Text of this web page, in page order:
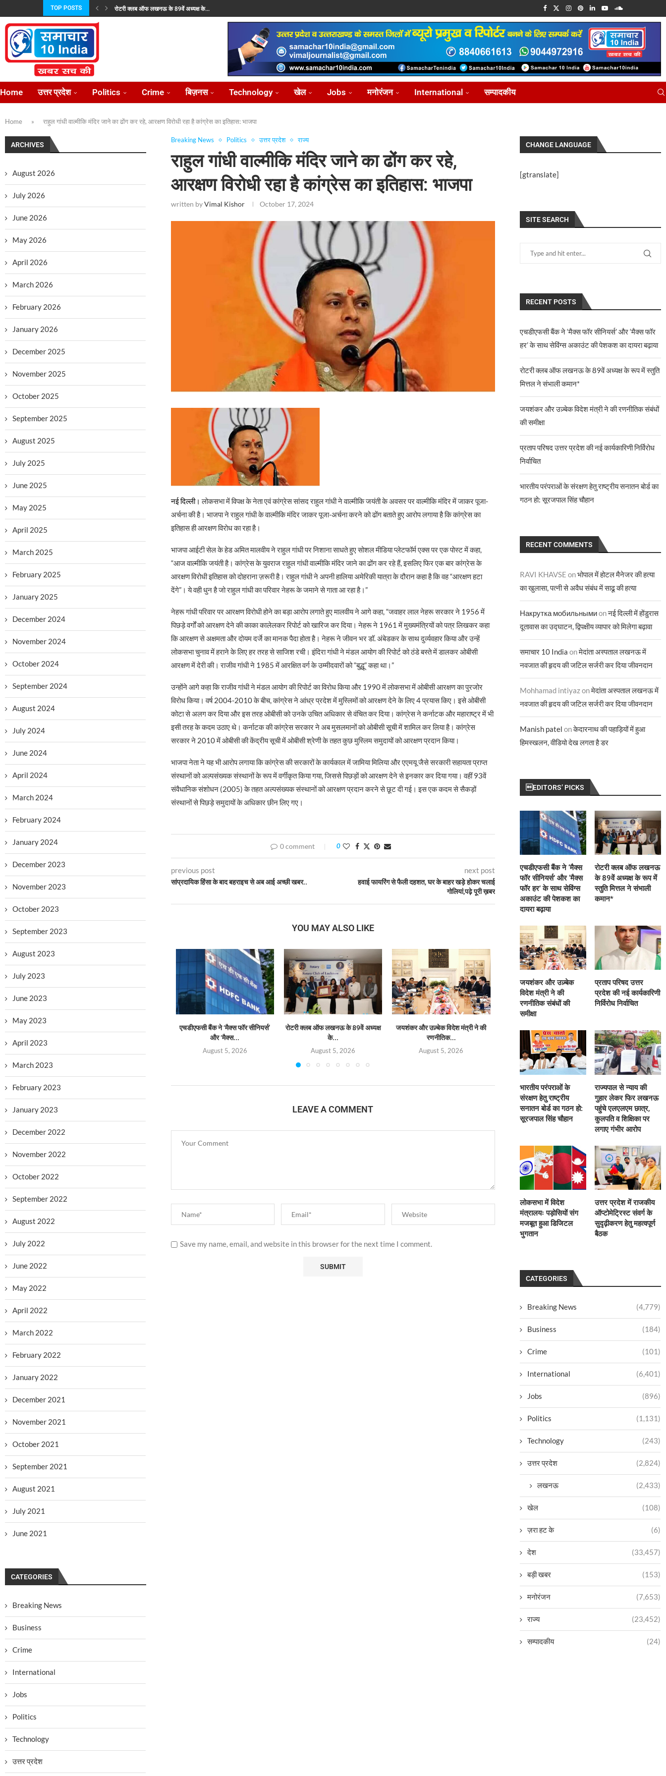
TOP POSTS रोटरी क्लब ऑफ लखनऊ के 89वें अध्यक्ष के...
Home उत्तर प्रदेश Politics Crime बिज़नस Technology खेल Jobs मनोरंजन International सम्पादकीय
Home » राहुल गांधी वाल्मीकि मंदिर जाने का ढोंग कर रहे, आरक्षण विरोधी रहा है कांग्रेस का इतिहास: भाजपा
Breaking News Politics उत्तर प्रदेश राज्य
राहुल गांधी वाल्मीकि मंदिर जाने का ढोंग कर रहे,
आरक्षण विरोधी रहा है कांग्रेस का इतिहास: भाजपा
written byVimal Kishor October 17, 2024
नई दिल्ली। लोकसभा में विपक्ष के नेता एवं कांग्रेस सांसद राहुल गांधी ने वाल्मीकि जयंती के अवसर पर वाल्मीकि मंदिर में जाकर पूजा-
अर्चना की है। भाजपा ने राहुल गांधी के वाल्मीकि मंदिर जाकर पूजा-अर्चना करने को ढोंग बताते हुए आरोप लगाया है कि कांग्रेस का
इतिहास ही आरक्षण विरोध का रहा है।
भाजपा आईटी सेल के हेड अमित मालवीय ने राहुल गांधी पर निशाना साधते हुए सोशल मीडिया प्लेटफॉर्म एक्स पर एक पोस्ट में कहा,
“आज वाल्मीकि जयंती है। कांग्रेस के युवराज राहुल गांधी वाल्मीकि मंदिर जाने का ढोंग कर रहे हैं, इसलिए फिर एक बार कांग्रेस के
आरक्षण विरोधी इतिहास को दोहराना ज़रूरी है। राहुल गांधी ने अपनी हालिया अमेरिकी यात्रा के दौरान कहा है कि वह “आरक्षण हटा
देंगे”। ये वही धुन है जो राहुल गांधी का परिवार नेहरू के जमाने से गाता आ रहा है।”
नेहरू गांधी परिवार पर आरक्षण विरोधी होने का बड़ा आरोप लगाते हुए मालवीय ने आगे कहा, “जवाहर लाल नेहरू सरकार ने 1956 में
पिछड़े वर्गों को आरक्षण देने की काका कालेलकर रिपोर्ट को खारिज कर दिया। नेहरू ने 1961 में मुख्यमंत्रियों को पत्र लिखकर कहा
कि आरक्षण से अक्षमता और दोयम दर्जे का मानक पैदा होता है। नेहरू ने जीवन भर डॉ. अंबेडकर के साथ दुर्व्यवहार किया और उन्हें
लोकसभा चुनाव में हराने के लिए हर तरह से साजिश रची। इंदिरा गांधी ने मंडल आयोग की रिपोर्ट को ठंडे बस्ते में डालकर ओबीसी
आरक्षण में देरी की। राजीव गांधी ने 1985 में आरक्षित वर्ग के उम्मीदवारों को “बुद्धू” कहा था।”
उन्होंने आगे कहा कि राजीव गांधी ने मंडल आयोग की रिपोर्ट का विरोध किया और 1990 में लोकसभा में ओबीसी आरक्षण का पुरजोर
विरोध किया। वर्ष 2004-2010 के बीच, कांग्रेस ने आंध्र प्रदेश में मुस्लिमों को आरक्षण देने के लिए 4 प्रयास किए। इसे ओबीसी
कोटा से अलग कर दिया और इस तरह ओबीसी को उनके उचित अधिकार से वंचित कर दिया। कांग्रेस ने कर्नाटक और महाराष्ट्र में भी
इसी तरह के कदम उठाए थे। कर्नाटक की कांग्रेस सरकार ने अब मुसलमानों को ओबीसी सूची में शामिल कर लिया है। कांग्रेस
सरकार ने 2010 में ओबीसी की केंद्रीय सूची में ओबीसी श्रेणी के तहत कुछ मुस्लिम समुदायों को आरक्षण प्रदान किया।
भाजपा नेता ने यह भी आरोप लगाया कि कांग्रेस की सरकारों के कार्यकाल में जामिया मिलिया और एएमयू जैसे सरकारी सहायता प्राप्त
संस्थानों को अल्पसंख्यक संस्थानों के रूप में वर्गीकृत किया गया, जिससे पिछड़ों को आरक्षण देने से इनकार कर दिया गया। वहीं 93वें
संवैधानिक संशोधन (2005) के तहत अल्पसंख्यक संस्थानों को आरक्षण प्रदान करने से छूट दी गई। इस एक कदम से सैकड़ों
संस्थानों से पिछड़े समुदायों के अधिकार छीन लिए गए।
0 comment 0
previous post
सांप्रदायिक हिंसा के बाद बहराइच से अब आई अच्छी खबर..
next post
हवाई फायरिंग से फैली दहशत, घर के बाहर खड़े होकर चलाई
गोलियां,पढ़े पूरी ख़बर
YOU MAY ALSO LIKE
एचडीएफसी बैंक ने ‘मैक्स फॉर सीनियर्स’
और ‘मैक्स...
August 5, 2026
रोटरी क्लब ऑफ लखनऊ के 89वें अध्यक्ष
के...
August 5, 2026
जयशंकर और उज़्बेक विदेश मंत्री ने की
रणनीतिक...
August 5, 2026
कार्यकारिणी निर्विरोध...
August 4, 2026
सनातन
August 4,
LEAVE A COMMENT
Save my name, email, and website in this browser for the next time I comment.
CHANGE LANGUAGE
[gtranslate]
SITE SEARCH
RECENT POSTS
एचडीएफसी बैंक ने ‘मैक्स फॉर सीनियर्स’ और ‘मैक्स फॉर
हर’ के साथ सेविंग्स अकाउंट की पेशकश का दायरा बढ़ाया
रोटरी क्लब ऑफ लखनऊ के 89वें अध्यक्ष के रूप में स्तुति
मित्तल ने संभाली कमान*
जयशंकर और उज़्बेक विदेश मंत्री ने की रणनीतिक संबंधों
की समीक्षा
प्रताप परिषद उत्तर प्रदेश की नई कार्यकारिणी निर्विरोध
निर्वाचित
भारतीय परंपराओं के संरक्षण हेतु राष्ट्रीय सनातन बोर्ड का
गठन हो: सूरजपाल सिंह चौहान
RECENT COMMENTS
RAVI KHAVSE onभोपाल में होटल मैनेजर की हत्या
का खुलासा, पत्नी से अवैध संबंध में साढू की हत्या
Накрутка мобильнымиonनई दिल्ली में होंडुरास
दूतावास का उद्घाटन, द्विपक्षीय व्यापार को मिलेगा बढ़ावा
समाचार 10 India onमेदांता अस्पताल लखनऊ में
नवजात की हृदय की जटिल सर्जरी कर दिया जीवनदान
Mohhamad intiyazonमेदांता अस्पताल लखनऊ में
नवजात की हृदय की जटिल सर्जरी कर दिया जीवनदान
Manish patel onकेदारनाथ की पहाड़ियों में हुआ
हिमस्खलन, वीडियो देख लगता है डर
EDITORS’ PICKS
एचडीएफसी बैंक ने ‘मैक्स
फॉर सीनियर्स’ और ‘मैक्स
फॉर हर’ के साथ सेविंग्स
अकाउंट की पेशकश का
दायरा बढ़ाया
रोटरी क्लब ऑफ लखनऊ
के 89वें अध्यक्ष के रूप में
स्तुति मित्तल ने संभाली
कमान*
जयशंकर और उज़्बेक
विदेश मंत्री ने की
रणनीतिक संबंधों की
समीक्षा
प्रताप परिषद उत्तर
प्रदेश की नई कार्यकारिणी
निर्विरोध निर्वाचित
भारतीय परंपराओं के
संरक्षण हेतु राष्ट्रीय
सनातन बोर्ड का गठन हो:
सूरजपाल सिंह चौहान
राज्यपाल से न्याय की
गुहार लेकर फिर लखनऊ
पहुंचे एलएलएम छात्र,
कुलपति व शिक्षिका पर
लगाए गंभीर आरोप
लोकसभा में विदेश
मंत्रालयः पड़ोसियों संग
मजबूत हुआ डिजिटल
भुगतान
उत्तर प्रदेश में राजकीय
ऑप्टोमेट्रिस्ट संवर्ग के
सुदृढ़ीकरण हेतु महत्वपूर्ण
बैठक
CATEGORIES
Breaking News (4,779)
Business (184)
Crime (101)
International (6,401)
Jobs (896)
Politics (1,131)
Technology (243)
उत्तर प्रदेश (2,824)
लखनऊ (2,433)
खेल (108)
ज़रा हट के (6)
देश (33,457)
बड़ी खबर (153)
मनोरंजन (7,653)
राज्य (23,452)
सम्पादकीय (24)
ARCHIVES
August 2026
July 2026
June 2026
May 2026
April 2026
March 2026
February 2026
January 2026
December 2025
November 2025
October 2025
September 2025
August 2025
July 2025
June 2025
May 2025
April 2025
March 2025
February 2025
January 2025
December 2024
November 2024
October 2024
September 2024
August 2024
July 2024
June 2024
April 2024
March 2024
February 2024
January 2024
December 2023
November 2023
October 2023
September 2023
August 2023
July 2023
June 2023
May 2023
April 2023
March 2023
February 2023
January 2023
December 2022
November 2022
October 2022
September 2022
August 2022
July 2022
June 2022
May 2022
April 2022
March 2022
February 2022
January 2022
December 2021
November 2021
October 2021
September 2021
August 2021
July 2021
June 2021
CATEGORIES
Breaking News
Business
Crime
International
Jobs
Politics
Technology
उत्तर प्रदेश